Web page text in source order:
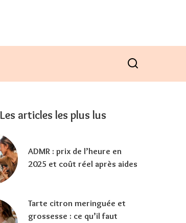
Les articles les plus lus
ADMR : prix de l’heure en
2025 et coût réel après aides
Tarte citron meringuée et
grossesse : ce qu’il faut